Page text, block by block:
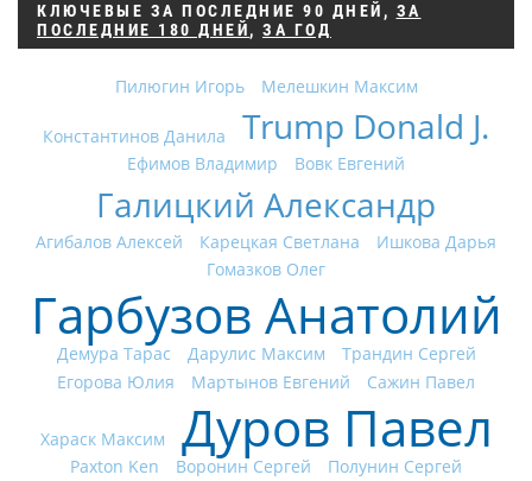
КЛЮЧЕВЫЕ ЗА ПОСЛЕДНИЕ 90 ДНЕЙ , ЗА
ПОСЛЕДНИЕ 180 ДНЕЙ, ЗА ГОД
Пилюгин Игорь Мелешкин Максим
Константинов Данила Trump Donald J.
Ефимов Владимир Вовк Евгений
Галицкий Александр
Агибалов Алексей Карецкая Светлана
Ишкова Дарья
Гомазков Олег
Гарбузов Анатолий
Демура Тарас Дарулис Максим
Трандин Сергей
Егорова Юлия
Мартынов Евгений Сажин Павел
Хараск Максим Дуров Павел
Paxton Ken Воронин Сергей
Полунин Сергей